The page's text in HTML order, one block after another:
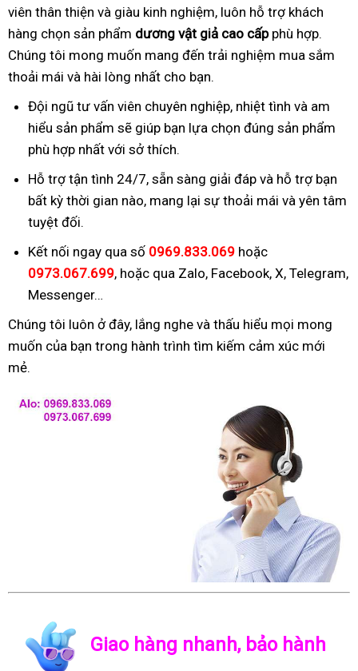
viên thân thiện và giàu kinh nghiệm, luôn hỗ trợ khách
hàng chọn sản phẩm dương vật giả cao cấpphù hợp.
Chúng tôi mong muốn mang đến trải nghiệm mua sắm
thoải mái và hài lòng nhất cho bạn.
Đội ngũ tư vấn viên chuyên nghiệp, nhiệt tình và am
hiểu sản phẩm sẽ giúp bạn lựa chọn đúng sản phẩm
phù hợp nhất với sở thích.
Hỗ trợ tận tình 24/7, sẵn sàng giải đáp và hỗ trợ bạn
bất kỳ thời gian nào, mang lại sự thoải mái và yên tâm
tuyệt đối.
Kết nối ngay qua số 0969.833.069 hoặc
0973.067.699, hoặc qua Zalo, Facebook, X, Telegram,
Messenger…
Chúng tôi luôn ở đây, lắng nghe và thấu hiểu mọi mong
muốn của bạn trong hành trình tìm kiếm cảm xúc mới
mẻ.
Giao hàng nhanh, bảo hành